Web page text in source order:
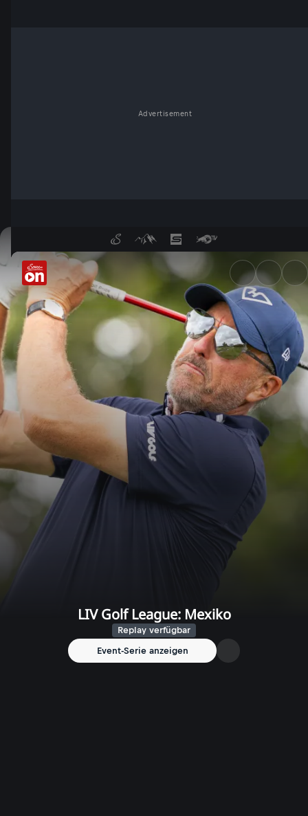
Advertisement
LIV Golf League: Mexico City
LIV Golf League: Mexiko
Replay verfügbar
Event-Serie anzeigen